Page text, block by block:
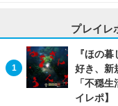
プレイレ
『ほの
好き、新
「不穏
イレポ】